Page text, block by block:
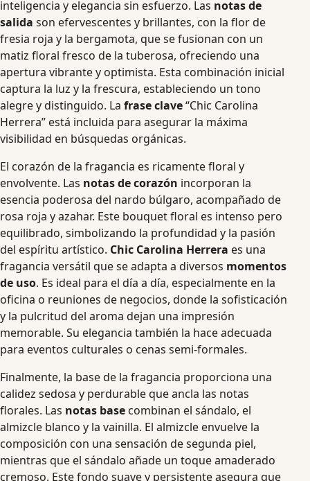
inteligencia y elegancia sin esfuerzo. Las notas de
salida son efervescentes y brillantes, con la flor de
fresia roja y la bergamota, que se fusionan con un
matiz floral fresco de la tuberosa, ofreciendo una
apertura vibrante y optimista. Esta combinación inicial
captura la luz y la frescura, estableciendo un tono
alegre y distinguido. La frase clave“Chic Carolina
Herrera” está incluida para asegurar la máxima
visibilidad en búsquedas orgánicas.
El corazón de la fragancia es ricamente floral y
envolvente. Las notas de corazón incorporan la
esencia poderosa del nardo búlgaro, acompañado de
rosa roja y azahar. Este bouquet floral es intenso pero
equilibrado, simbolizando la profundidad y la pasión
del espíritu artístico. Chic Carolina Herrera es una
fragancia versátil que se adapta a diversos momentos
de uso. Es ideal para el día a día, especialmente en la
oficina o reuniones de negocios, donde la sofisticación
y la pulcritud del aroma dejan una impresión
memorable. Su elegancia también la hace adecuada
para eventos culturales o cenas semi-formales.
Finalmente, la base de la fragancia proporciona una
calidez sedosa y perdurable que ancla las notas
florales. Las notas base combinan el sándalo, el
almizcle blanco y la vainilla. El almizcle envuelve la
composición con una sensación de segunda piel,
mientras que el sándalo añade un toque amaderado
cremoso. Este fondo suave y persistente asegura que